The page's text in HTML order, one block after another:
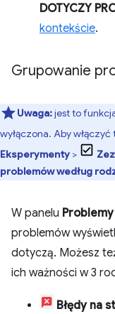
DOTYCZY
kontekście.
Grupowanie
Uwaga:jest to
wyłączona. Aby
Eksperymenty >
problemów według
W panelu Problemy
problemów
dotyczą. Możesz
ich ważności w 3
Błędy na